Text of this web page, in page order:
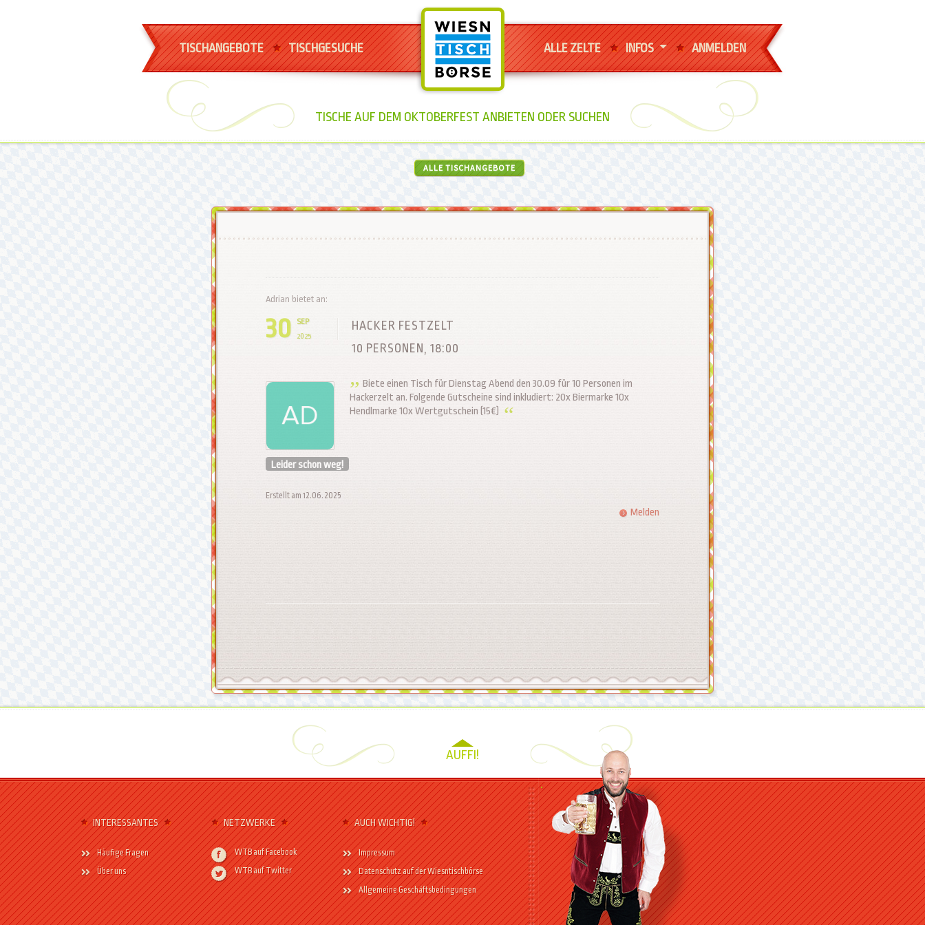
TISCHANGEBOTE TISCHGESUCHE ALLE ZELTE INFOS ANMELDEN
TISCHE AUF DEM OKTOBERFEST ANBIETEN ODER SUCHEN
ALLE TISCHANGEBOTE
Adrian bietet an:
30
SEP
2025
HACKER FESTZELT
10 PERSONEN, 18:00
Biete einen Tisch für Dienstag Abend den 30.09 für 10 Personen im
Hackerzelt an. Folgende Gutscheine sind inkludiert: 20x Biermarke 10x
Hendlmarke 10x Wertgutschein (15€)
Leider schon weg!
Erstellt am 12.06.2025
Melden
AUFFI!
INTERESSANTES
Häufige Fragen
Über uns
NETZWERKE
WTB auf Facebook
WTB auf Twitter
AUCH WICHTIG!
Impressum
Datenschutz auf der Wiesntischbörse
Allgemeine Geschäftsbedingungen